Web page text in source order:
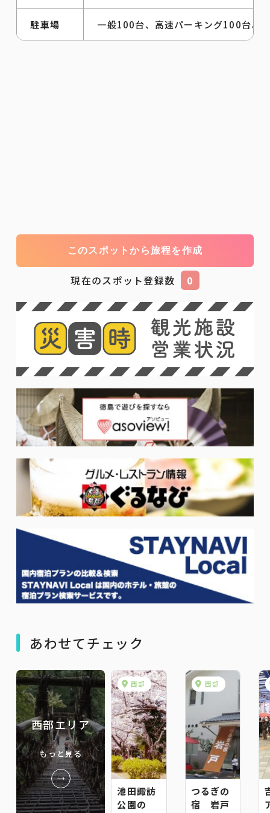
駐車場 一般100台、高速パーキング100台、
このスポットから旅程を作成
現在のスポット登録数 0
あわせてチェック
西部エリア
もっと見る
西部
池田諏訪
公園の
西部
つるぎの
宿 岩戸